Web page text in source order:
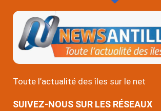
Toute l’actualité des îles sur le net
SUIVEZ-NOUS SUR LES RÉSEAUX